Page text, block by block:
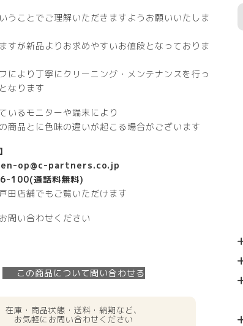
うことでご理解いただきますようお願いいたしま
すが新品よりお求めやすいお値段となっておりま
により丁寧にクリーニング・メンテナンスを行っ
なります
いるモニターや端末により
商品とに色味の違いが起こる場合がございます
op@c-partners.co.jp
100(通話料無料)
田店舗でもご覧いただけます
問い合わせください
この商品について問い合わせる
在庫・商品状態・送料・納期など、
お気軽にお問い合わせください